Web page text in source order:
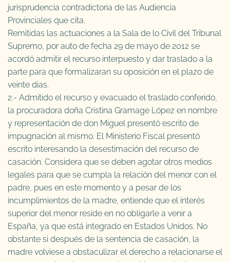
jurisprudencia contradictoria de las Audiencia
Provinciales que cita.
Remitidas las actuaciones a la Sala de lo Civil del Tribunal
Supremo, por auto de fecha 29 de mayo de 2012 se
acordó admitir el recurso interpuesto y dar traslado a la
parte para que formalizaran su oposición en el plazo de
veinte dias.
2.- Admitido el recurso y evacuado el traslado conferido,
la procuradora doña Cristina Gramage López en nombre
y representación de don Miguel presentó escrito de
impugnación al mismo. El Ministerio Fiscal presentó
escrito interesando la desestimación del recurso de
casación. Considera que se deben agotar otros medios
legales para que se cumpla la relación del menor con el
padre, pues en este momento y a pesar de los
incumplimientos de la madre, entiende que el interés
superior del menor reside en no obligarle a venir a
España, ya que está integrado en Estados Unidos. No
obstante si después de la sentencia de casación, la
madre volviese a obstaculizar el derecho a relacionarse el